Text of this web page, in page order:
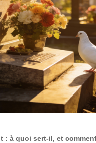
: à quoi sert-il, et